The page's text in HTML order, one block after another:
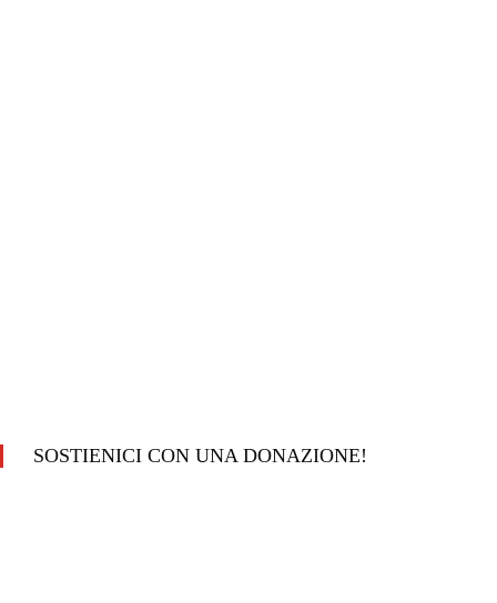
SOSTIENICI CON UNA DONAZIONE!